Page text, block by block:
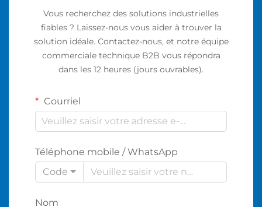
Vous recherchez des solutions industrielles
fiables ? Laissez-nous vous aider à trouver la
solution idéale. Contactez-nous, et notre équipe
commerciale technique B2B vous répondra
dans les 12 heures (jours ouvrables).
Courriel
Téléphone mobile / WhatsApp
Code
Nom